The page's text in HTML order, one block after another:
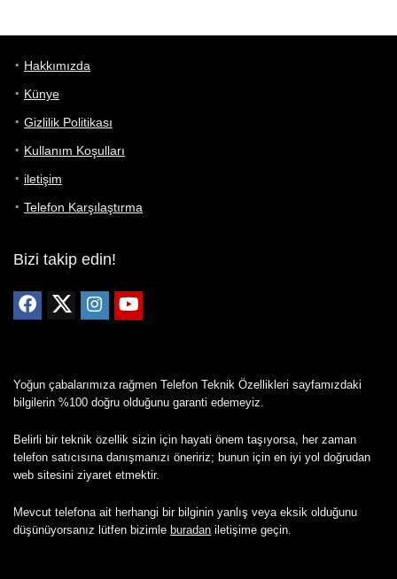
Hakkımızda
Künye
Gizlilik Politikası
Kullanım Koşulları
iletişim
Telefon Karşılaştırma
Bizi takip edin!
Yoğun çabalarımıza rağmen Telefon Teknik Özellikleri sayfamızdaki
bilgilerin %100 doğru olduğunu garanti edemeyiz.
Belirli bir teknik özellik sizin için hayati önem taşıyorsa, her zaman
telefon satıcısına danışmanızı öneririz; bunun için en iyi yol doğrudan
web sitesini ziyaret etmektir.
Mevcut telefona ait herhangi bir bilginin yanlış veya eksik olduğunu
düşünüyorsanız lütfen bizimle buradan iletişime geçin.